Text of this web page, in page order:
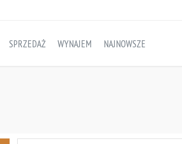
SPRZEDAŻ WYNAJEM NAJNOWSZE